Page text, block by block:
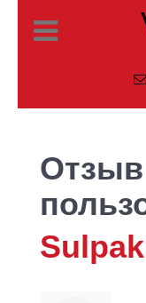
Отзыв
Sulpak